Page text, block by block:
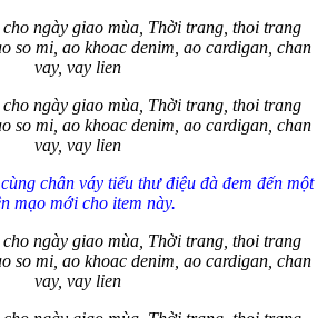
chân váy tiểu thư điệu đà đem đến một
mạo mới cho item này.